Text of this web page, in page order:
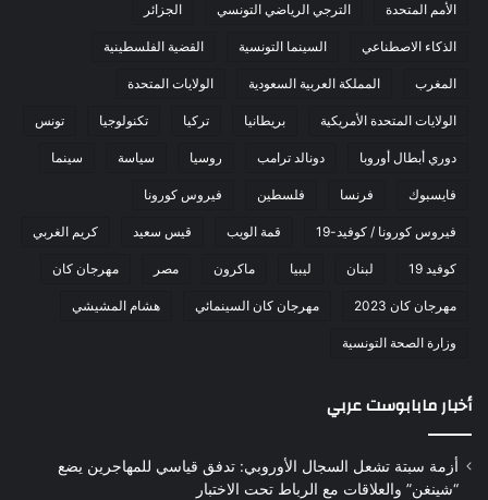
الأمم المتحدة الترجي الرياضي التونسي الجزائر
الذكاء الاصطناعي السينما التونسية القضية الفلسطينية
المغرب المملكة العربية السعودية الولايات المتحدة
الولايات المتحدة الأمريكية بريطانيا تركيا تكنولوجيا تونس
دوري أبطال أوروبا دونالد ترامب روسيا سياسة سينما
فايسبوك فرنسا فلسطين فيروس كورونا
فيروس كورونا / كوفيد-19 قمة الويب قيس سعيد كريم الغربي
كوفيد 19 لبنان ليبيا ماكرون مصر مهرجان كان
مهرجان كان 2023 مهرجان كان السينمائي هشام المشيشي
وزارة الصحة التونسية
أخبار مابابوست عربي
أزمة سبتة تشعل السجال الأوروبي: تدفق قياسي للمهاجرين يضع
“شينغن” والعلاقات مع الرباط تحت الاختبار